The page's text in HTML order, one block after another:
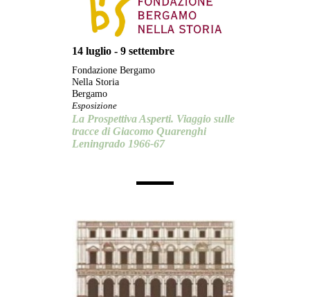
14 luglio - 9 settembre
Fondazione Bergamo
Nella Storia
Bergamo
Esposizione
La Prospettiva Asperti. Viaggio sulle
tracce di Giacomo Quarenghi
Leningrado 1966-67